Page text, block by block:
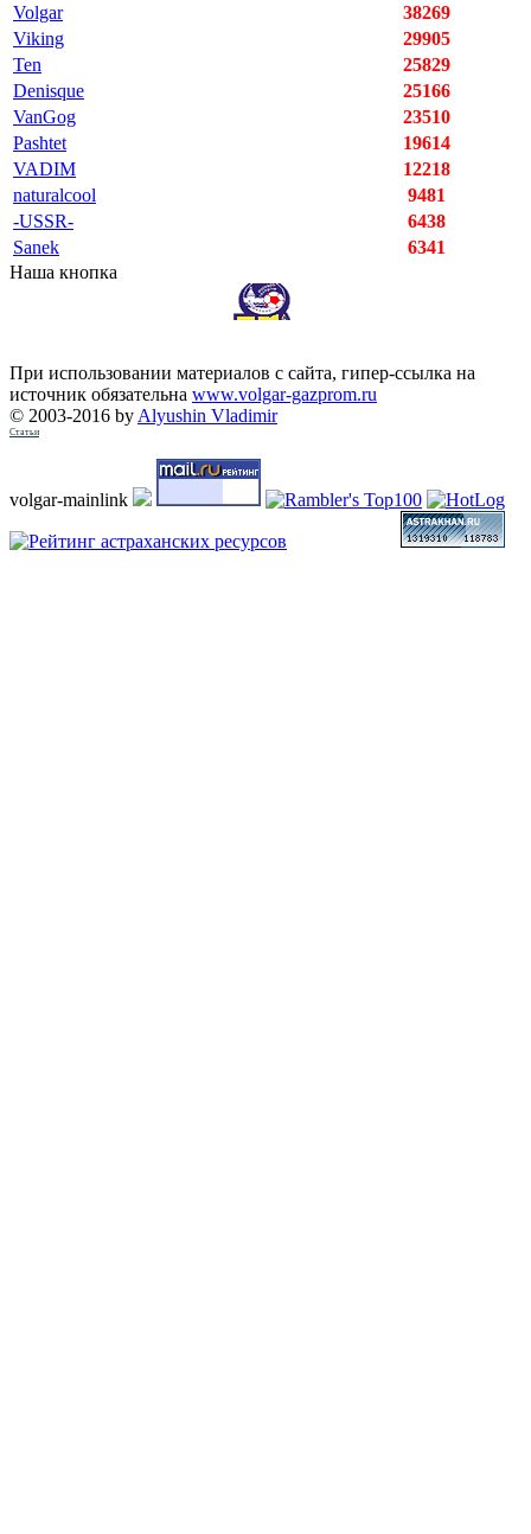
Volgar
38269
Viking
29905
Ten
25829
Denisque
25166
VanGog
23510
Pashtet
19614
VADIM
12218
naturalcool
9481
-USSR-
6438
Sanek
6341
Наша кнопка
При использовании материалов с сайта, гипер-ссылка на
источник обязательна www.volgar-gazprom.ru
© 2003-2016 by Alyushin Vladimir
Статьи
volgar-mainlink